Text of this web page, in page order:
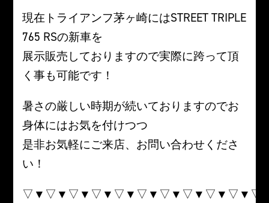
現在トライアンフ茅ヶ崎にはSTREET TRIPLE
765 RSの新車を
展示販売しておりますので実際に跨って頂
く事も可能です！
暑さの厳しい時期が続いておりますのでお
身体にはお気を付けつつ
是非お気軽にご来店、お問い合わせくださ
い！